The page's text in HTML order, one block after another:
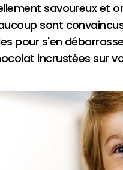
savoureux et
sont
pour s'en
incrustées sur